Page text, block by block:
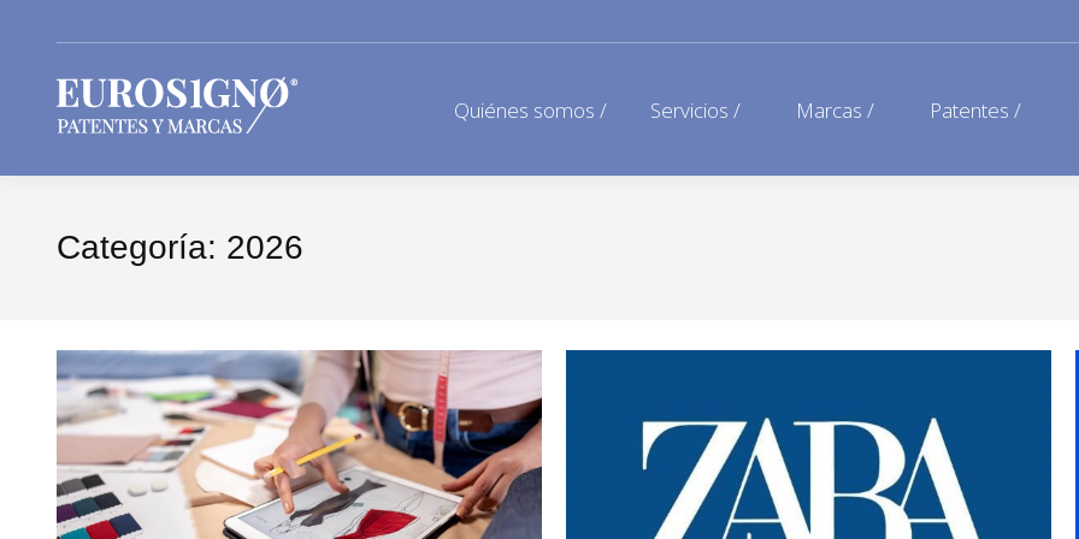
Quiénes somos / Servicios / Marcas / Patentes /
Categoría: 2026